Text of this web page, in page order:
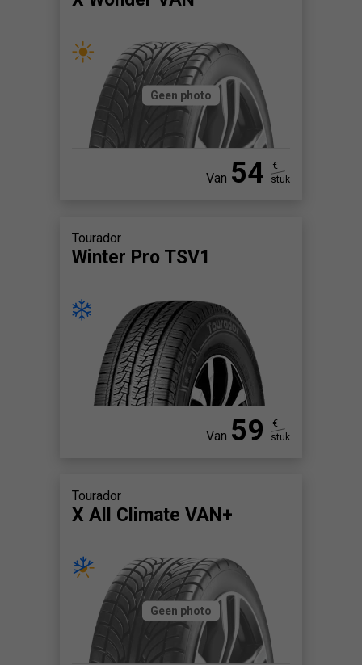
Geen photo
Van 54
€
stuk
Tourador
Winter Pro TSV1
Van 59
€
stuk
Tourador
X All Climate VAN+
Geen photo